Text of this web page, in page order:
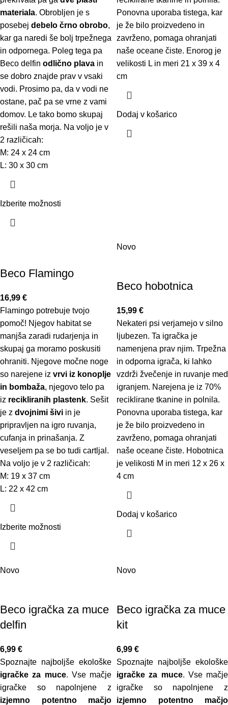
materiala. Obrobljen je s
posebej debelo črno obrobo,
kar ga naredi še bolj trpežnega
in odpornega. Poleg tega pa
Beco delfin odlično plava in
se dobro znajde prav v vsaki
vodi. Prosimo pa, da v vodi ne
ostane, pač pa se vrne z vami
domov. Le tako bomo skupaj
rešili naša morja. Na voljo je v
2 različicah:
M: 24 x 24 cm
L: 30 x 30 cm
Izberite možnosti
Ponovna uporaba tistega, kar
je že bilo proizvedeno in
zavrženo, pomaga ohranjati
naše oceane čiste. Enorog je
velikosti L in meri 21 x 39 x 4
cm
Dodaj v košarico
Beco Flamingo
16,99 €
Flamingo potrebuje tvojo
pomoč! Njegov habitat se
manjša zaradi rudarjenja in
skupaj ga moramo poskusiti
ohraniti. Njegove močne noge
so narejene iz vrvi iz konoplje
in bombaža, njegovo telo pa
iz recikliranih plastenk. Sešit
je z dvojnimi šivi in je
pripravljen na igro ruvanja,
cufanja in prinašanja. Z
veseljem pa se bo tudi cartljal.
Na voljo je v 2 različicah:
M: 19 x 37 cm
L: 22 x 42 cm
Izberite možnosti
Novo
Beco hobotnica
15,99 €
Nekateri psi verjamejo v silno
ljubezen. Ta igračka je
namenjena prav njim. Trpežna
in odporna igrača, ki lahko
vzdrži žvečenje in ruvanje med
igranjem. Narejena je iz 70%
reciklirane tkanine in polnila.
Ponovna uporaba tistega, kar
je že bilo proizvedeno in
zavrženo, pomaga ohranjati
naše oceane čiste. Hobotnica
je velikosti M in meri 12 x 26 x
4 cm
Dodaj v košarico
Novo
Beco igračka za muce
delfin
6,99 €
Spoznajte najboljše ekološke
igračke za muce. Vse mačje
igračke so napolnjene z
izjemno potentno mačjo
Novo
Beco igračka za muce
kit
6,99 €
Spoznajte najboljše ekološke
igračke za muce. Vse mačje
igračke so napolnjene z
izjemno potentno mačjo